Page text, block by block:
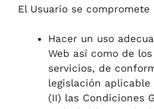
El Usuario se compromete
Hacer un uso
Web así como de
servicios, de
legislación
(II) las Condiciones